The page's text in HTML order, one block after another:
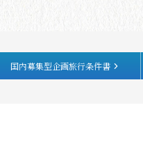
国内募集型企画旅行条件書